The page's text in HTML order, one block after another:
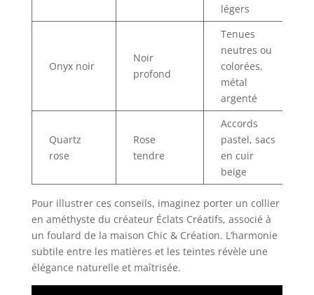
légers
Onyx noir
Noir
profond
Tenues
neutres ou
colorées,
métal
argenté
Quartz
rose
Rose
tendre
Accords
pastel, sacs
en cuir
beige
Pour illustrer ces conseils, imaginez porter un collier
en améthyste du créateur Éclats Créatifs, associé à
un foulard de la maison Chic & Création. L’harmonie
subtile entre les matières et les teintes révèle une
élégance naturelle et maîtrisée.